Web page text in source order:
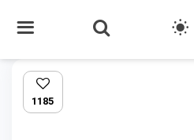
1185